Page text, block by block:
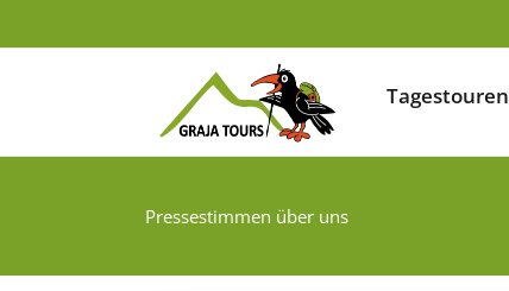
Inhalt
Tagestouren
Pressestimmen über uns